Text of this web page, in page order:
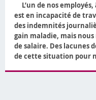
L’un de nos
est en incapacité de
des indemnités
gain maladie, mais
de salaire. Des lacunes
de cette situation pour